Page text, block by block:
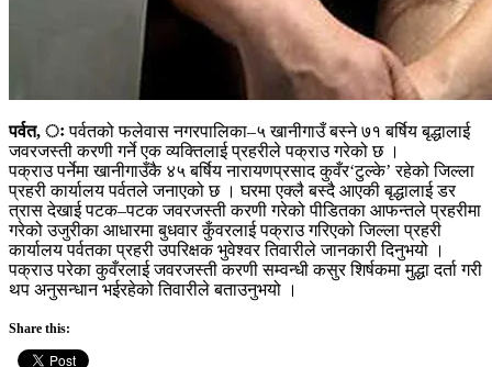
पर्वत, ःपर्वतको फलेवास नगरपालिका–५ खानीगाउँ बस्ने ७१ बर्षिय बृद्धालाई
जवरजस्ती करणी गर्ने एक व्यक्तिलाई प्रहरीले पक्राउ गरेको छ ।
पक्राउ पर्नेमा खानीगाउँकै ४५ बर्षिय नारायणप्रसाद कुवँर‘टुल्के’ रहेको जिल्ला
प्रहरी कार्यालय पर्वतले जनाएको छ । घरमा एक्लै बस्दै आएकी बृद्धालाई डर
त्रास देखाई पटक–पटक जवरजस्ती करणी गरेको पीडितका आफन्तले प्रहरीमा
गरेको उजुरीका आधारमा बुधवार कुँवरलाई पक्राउ गरिएको जिल्ला प्रहरी
कार्यालय पर्वतका प्रहरी उपरिक्षक भुवेश्वर तिवारीले जानकारी दिनुभयो ।
पक्राउ परेका कुवँरलाई जवरजस्ती करणी सम्वन्धी कसुर शिर्षकमा मुद्धा दर्ता गरी
थप अनुसन्धान भईरहेको तिवारीले बताउनुभयो ।
Share this: